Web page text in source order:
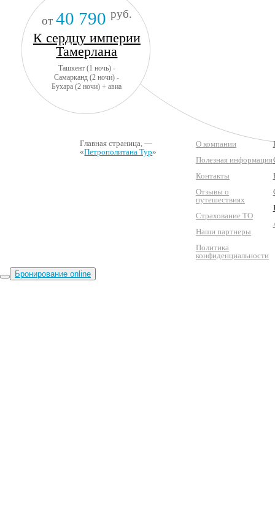
от 40 790 руб.
К сердцу империи
Тамерлана
Ташкент (1 ночь) -
Самарканд (2 ночи) -
Бухара (2 ночи) + авиа
Главная страница, —
«Петрополитана Тур»
О компании
Полезная информация
Контакты
Отзывы о
путешествиях
Страхование ТО
Наши партнеры
Политика
конфиденциальности
Бронирование online